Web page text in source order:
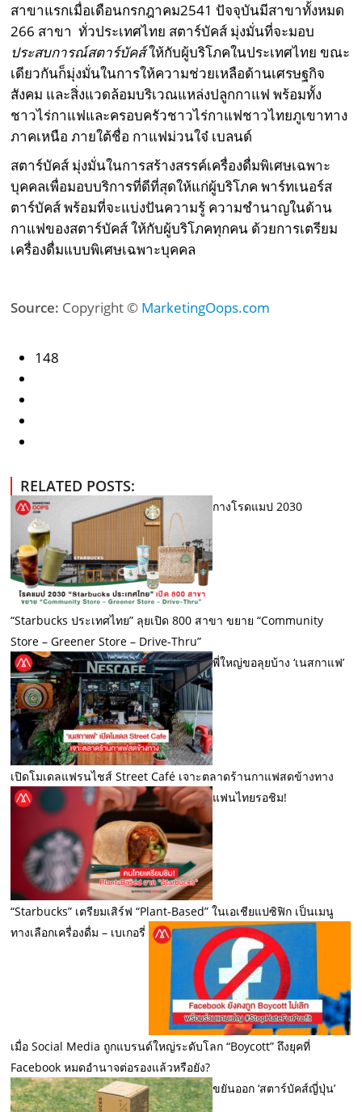
สาขาแรกเมื่อเดือนกรกฎาคม2541 ปัจจุบันมีสาขาทั้งหมด
266 สาขา ทั่วประเทศไทย สตาร์บัคส์ มุ่งมั่นที่จะมอบ
ประสบการณ์สตาร์บัคส์ให้กับผู้บริโภคในประเทศไทย ขณะ
เดียวกันก็มุ่งมั่นในการให้ความช่วยเหลือด้านเศรษฐกิจ
สังคม และสิ่งแวดล้อมบริเวณแหล่งปลูกกาแฟ พร้อมทั้ง
ชาวไร่กาแฟและครอบครัวชาวไร่กาแฟชาวไทยภูเขาทาง
ภาคเหนือ ภายใต้ชื่อ กาแฟม่วนใจ๋ เบลนด์
สตาร์บัคส์ มุ่งมั่นในการสร้างสรรค์เครื่องดื่มพิเศษเฉพาะ
บุคคลเพื่อมอบบริการที่ดีที่สุดให้แก่ผู้บริโภค พาร์ทเนอร์ส
ตาร์บัคส์ พร้อมที่จะแบ่งปันความรู้ ความชำนาญในด้าน
กาแฟของสตาร์บัคส์ ให้กับผู้บริโภคทุกคน ด้วยการเตรียม
เครื่องดื่มแบบพิเศษเฉพาะบุคคล
Source: Copyright © MarketingOops.com
148
RELATED POSTS:
กางโรดแมป 2030
“Starbucks ประเทศไทย” ลุยเปิด 800 สาขา ขยาย “Community
Store – Greener Store – Drive-Thru”
พี่ใหญ่ขอลุยบ้าง ‘เนสกาแฟ’
เปิดโมเดลแฟรนไชส์ Street Café เจาะตลาดร้านกาแฟสดข้างทาง
แฟนไทยรอชิม!
“Starbucks” เตรียมเสิร์ฟ “Plant-Based” ในเอเชียแปซิฟิก เป็นเมนู
ทางเลือกเครื่องดื่ม – เบเกอรี่
เมื่อ Social Media ถูกแบรนด์ใหญ่ระดับโลก “Boycott” ถึงยุคที่
Facebook หมดอำนาจต่อรองแล้วหรือยัง?
ขยันออก ‘สตาร์บัคส์ญี่ปุ่น’